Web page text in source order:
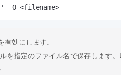
-O <filename>
効にします。
を指定のファイル名で保存します